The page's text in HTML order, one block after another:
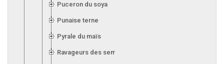
Puceron du soya
Punaise terne
Pyrale du maïs
Ravageurs des semis